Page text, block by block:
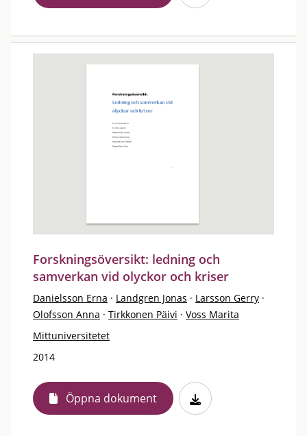
Forskningsöversikt: ledning och
samverkan vid olyckor och kriser
Danielsson Erna · Landgren Jonas · Larsson Gerry ·
Olofsson Anna · Tirkkonen Päivi · Voss Marita
Mittuniversitetet
2014
Öppna dokument